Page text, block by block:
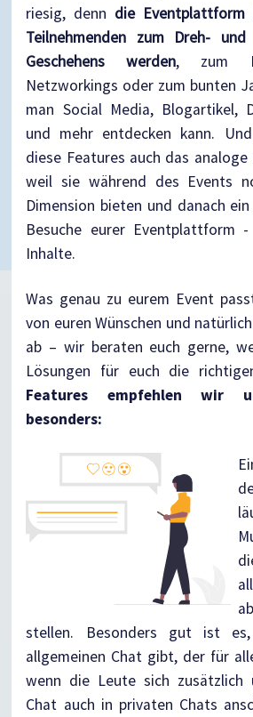
riesig, denn die
Teilnehmenden zum Dreh-
Geschehens werden, zum
Netzworkings oder zum bunten
man Social Media, Blogartikel,
und mehr entdecken kann.
diese Features auch das analoge
weil sie während des Events
Dimension bieten und danach
Besuche eurer Eventplattform
Inhalte.
Was genau zu eurem Event
von euren Wünschen und
ab – wir beraten euch gerne,
Lösungen für euch die
Features empfehlen wir
besonders:
stellen. Besonders gut ist
allgemeinen Chat gibt, der für
wenn die Leute sich zusätzlich
Chat auch in privaten Chats